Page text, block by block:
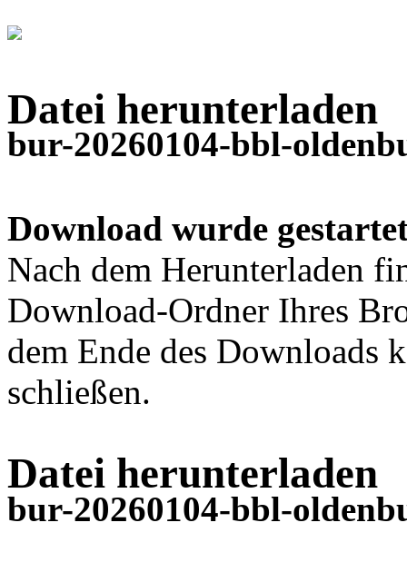
Datei herunterladen
bur-20260104-bbl-
Download wurde
Nach dem Herunterladen
Download-Ordner Ihres
dem Ende des Downloads
schließen.
Datei herunterladen
bur-20260104-bbl-